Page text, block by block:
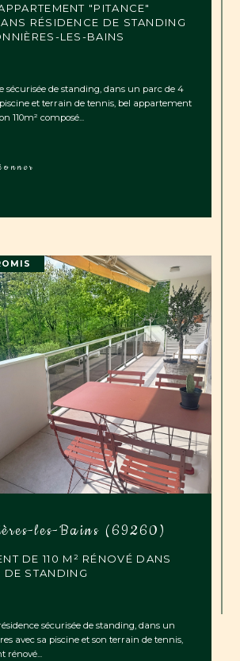
"PITANCE"
RÉSIDENCE DE STANDING
LES-BAINS
sécurisée de standing, dans un parc de 4
et terrain de tennis, bel appartement
110m² composé...
les-Bains (69260)
DE 110 M² RÉNOVÉ DANS
DE STANDING
sécurisée de standing, dans un
avec sa piscine et son terrain de tennis,
rénové...